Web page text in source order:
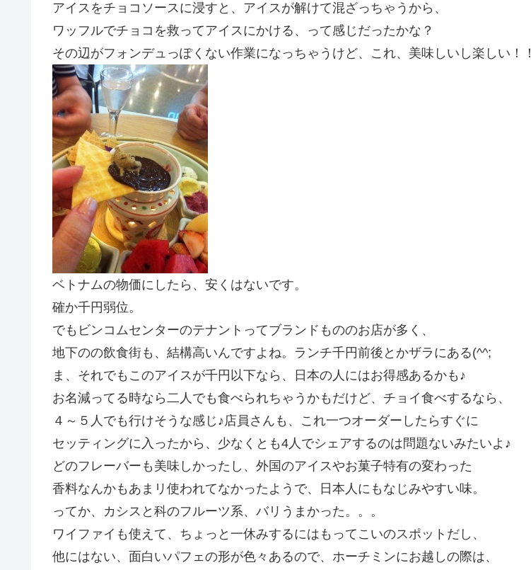
アイスをチョコソースに浸すと、アイスが解けて混ざっちゃうから、
ワッフルでチョコを救ってアイスにかける、って感じだったかな？
その辺がフォンデュっぽくない作業になっちゃうけど、これ、美味しいし楽しい！！
ベトナムの物価にしたら、安くはないです。
確か千円弱位。
でもビンコムセンターのテナントってブランドもののお店が多く、
地下のの飲食街も、結構高いんですよね。ランチ千円前後とかザラにある(^^;
ま、それでもこのアイスが千円以下なら、日本の人にはお得感あるかも♪
お名減ってる時なら二人でも食べられちゃうかもだけど、チョイ食べするなら、
４～５人でも行けそうな感じ♪店員さんも、これ一つオーダーしたらすぐに
セッティングに入ったから、少なくとも4人でシェアするのは問題ないみたいよ♪
どのフレーバーも美味しかったし、外国のアイスやお菓子特有の変わった
香料なんかもあまリ使われてなかったようで、日本人にもなじみやすい味。
ってか、カシスと科のフルーツ系、バリうまかった。。。
ワイファイも使えて、ちょっと一休みするにはもってこいのスポットだし、
他にはない、面白いパフェの形が色々あるので、ホーチミンにお越しの際は、